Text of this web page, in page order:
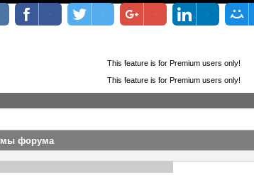
This feature is for Premium users only!
This feature is for Premium users only!
форума